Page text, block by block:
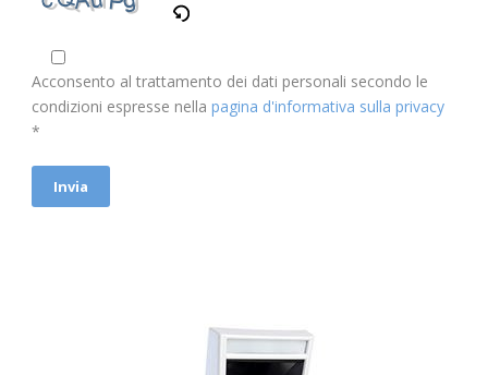
Acconsento al trattamento dei dati personali secondo le
condizioni espresse nella pagina d'informativa sulla privacy
*